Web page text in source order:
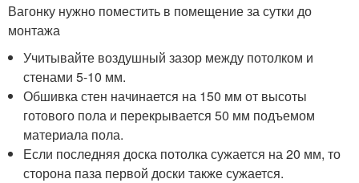
Вагонку нужно поместить в помещение за сутки до
монтажа
Учитывайте воздушный зазор между потолком и
стенами 5-10 мм.
Обшивка стен начинается на 150 мм от высоты
готового пола и перекрывается 50 мм подъемом
материала пола.
Если последняя доска потолка сужается на 20 мм, то
сторона паза первой доски также сужается.